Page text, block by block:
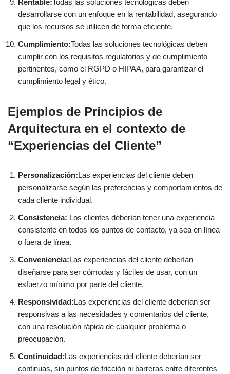
desarrollarse con un enfoque en la rentabilidad, asegurando
que los recursos se utilicen de forma eficiente.
Cumplimiento:Todas las soluciones tecnológicas deben
cumplir con los requisitos regulatorios y de cumplimiento
pertinentes, como el RGPD o HIPAA, para garantizar el
cumplimiento legal y ético.
Ejemplos de Principios de
Arquitectura en el contexto de
“Experiencias del Cliente”
Personalización:Las experiencias del cliente deben
personalizarse según las preferencias y comportamientos de
cada cliente individual.
Consistencia: Los clientes deberían tener una experiencia
consistente en todos los puntos de contacto, ya sea en línea
o fuera de línea.
Conveniencia:Las experiencias del cliente deberían
diseñarse para ser cómodas y fáciles de usar, con un
esfuerzo mínimo por parte del cliente.
Responsividad:Las experiencias del cliente deberían ser
responsivas a las necesidades y comentarios del cliente,
con una resolución rápida de cualquier problema o
preocupación.
Continuidad:Las experiencias del cliente deberían ser
continuas, sin puntos de fricción ni barreras entre diferentes